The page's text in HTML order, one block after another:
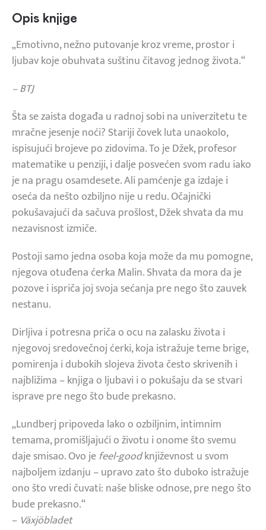
Opis knjige
„Emotivno, nežno putovanje kroz vreme, prostor i
ljubav koje obuhvata suštinu čitavog jednog života.“
– BTJ
Šta se zaista događa u radnoj sobi na univerzitetu te
mračne jesenje noći? Stariji čovek luta unaokolo,
ispisujući brojeve po zidovima. To je Džek, profesor
matematike u penziji, i dalje posvećen svom radu iako
je na pragu osamdesete. Ali pamćenje ga izdaje i
oseća da nešto ozbiljno nije u redu. Očajnički
pokušavajući da sačuva prošlost, Džek shvata da mu
nezavisnost izmiče.
Postoji samo jedna osoba koja može da mu pomogne,
njegova otuđena ćerka Malin. Shvata da mora da je
pozove i ispriča joj svoja sećanja pre nego što zauvek
nestanu.
Dirljiva i potresna priča o ocu na zalasku života i
njegovoj sredovečnoj ćerki, koja istražuje teme brige,
pomirenja i dubokih slojeva života često skrivenih i
najbližima – knjiga o ljubavi i o pokušaju da se stvari
isprave pre nego što bude prekasno.
„Lundberj pripoveda lako o ozbiljnim, intimnim
temama, promišljajući o životu i onome što svemu
daje smisao. Ovo jefeel-goodknjiževnost u svom
najboljem izdanju – upravo zato što duboko istražuje
ono što vredi čuvati: naše bliske odnose, pre nego što
bude prekasno.“
– Växjöbladet